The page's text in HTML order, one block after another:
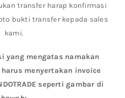
transfer harap konfirmasi
bukti transfer kepada sales
kami.
yang mengatas namakan
harus menyertakan invoice
seperti gambar di